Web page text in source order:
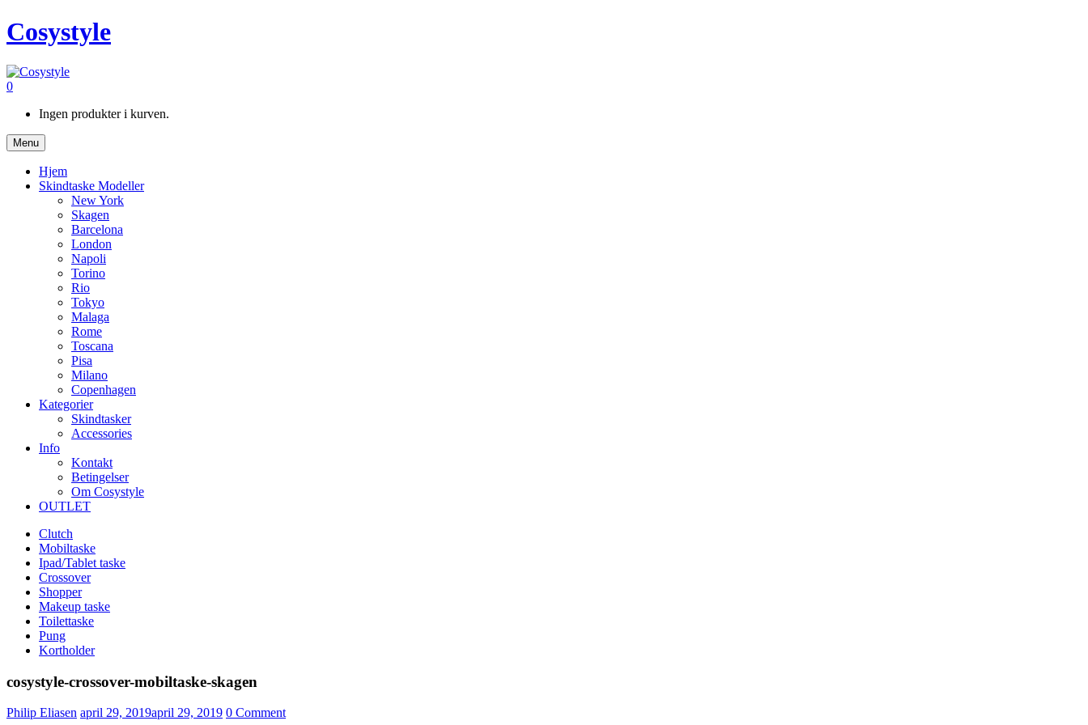
Cosystyle
0
Ingen produkter i kurven.
Menu
Hjem
Skindtaske Modeller
New York
Skagen
Barcelona
London
Napoli
Torino
Rio
Tokyo
Malaga
Rome
Toscana
Pisa
Milano
Copenhagen
Kategorier
Skindtasker
Accessories
Info
Kontakt
Betingelser
Om Cosystyle
OUTLET
Clutch
Mobiltaske
Ipad/Tablet taske
Crossover
Shopper
Makeup taske
Toilettaske
Pung
Kortholder
cosystyle-crossover-mobiltaske-skagen
Philip Eliasen Udgivet
april 29, 2019april 29, 2019 0 Comment